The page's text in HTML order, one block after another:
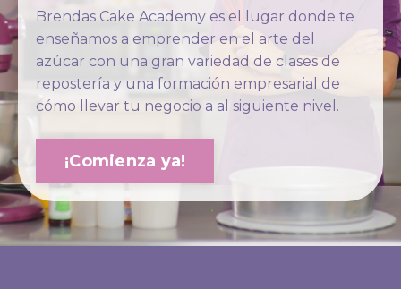
Brendas Cake Academy es el lugar donde te
enseñamos a emprender en el arte del
azúcar con una gran variedad de clases de
repostería y una formación empresarial de
cómo llevar tu negocio a al siguiente nivel.
¡Comienza ya!